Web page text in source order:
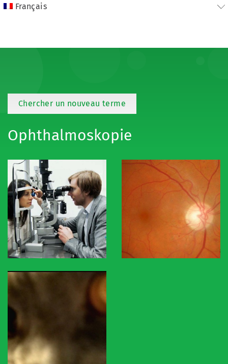
Français
Chercher un nouveau terme
Ophthalmoskopie